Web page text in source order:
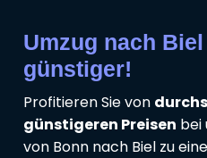
Umzug nach
günstiger!
Profitieren Sie von
günstigeren Preisen bei
von Bonn nach Biel zu